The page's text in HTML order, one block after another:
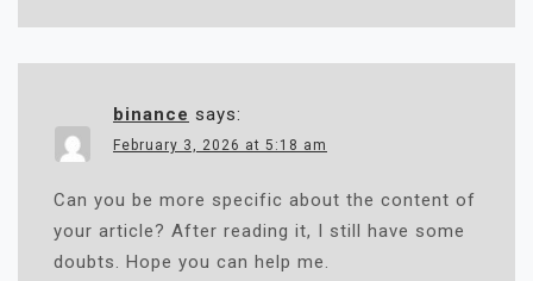
binance says:
February 3, 2026 at 5:18 am
Can you be more specific about the content of
your article? After reading it, I still have some
doubts. Hope you can help me.